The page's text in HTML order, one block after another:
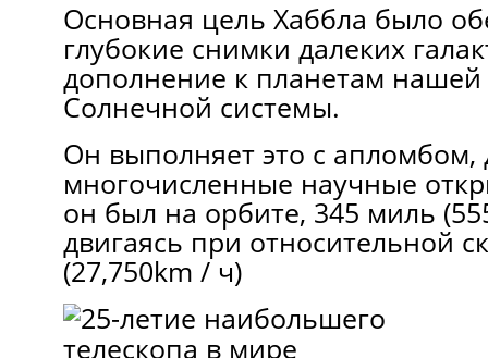
Основная цель Хаббла было
глубокие снимки далеких
дополнение к планетам нашей
Солнечной системы.
Он выполняет это с апломбом,
многочисленные научные
он был на орбите, 345 миль
двигаясь при относительной
(27,750km / ч)